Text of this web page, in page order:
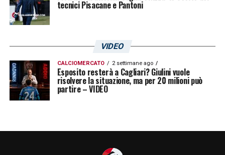
tecnici Pisacane e Pantoni
VIDEO
CALCIOMERCATO 2 settimane ago
Esposito resterà a Cagliari? Giulini vuole
risolvere la situazione, ma per 20 milioni può
partire – VIDEO